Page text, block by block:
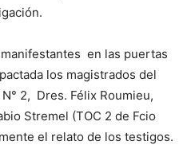
en las puertas
los magistrados del
2, Dres. Félix Roumieu,
Stremel (TOC 2 de Fcio
el relato de los testigos.